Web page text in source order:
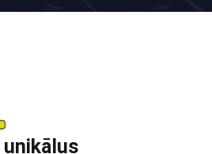
unikālus